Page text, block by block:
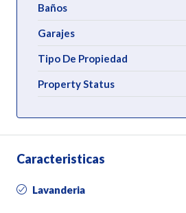
Baños
Garajes
Tipo De Propiedad
Property Status
Caracteristicas
Lavanderia